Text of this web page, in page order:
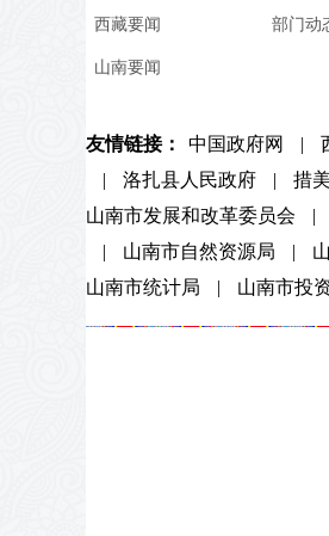
西藏要闻
山南要闻
部门动
友情链接： 中国政府网 |
|
洛扎县人民政府 | 措
山南市发展和改革委员会
|
|
山南市自然资源局 |
山南市统计局
| 山南市投